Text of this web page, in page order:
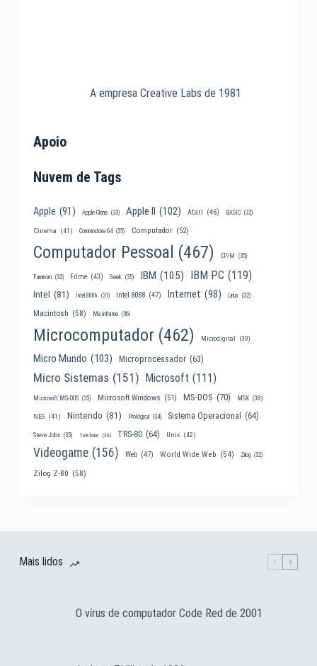
A empresa Creative Labs de 1981
Apoio
Nuvem de Tags
Apple (91) Apple Clone (33) Apple II (102) Atari (46) BASIC (32)
Cinema (41) Commodore 64 (35) Computador (52)
Computador Pessoal (467) CP/M (35)
Famicom (32) Filme (43) Geek (35) IBM (105) IBM PC (119)
Intel (81) Intel 8086 (31) Intel 8088 (47) Internet (98) Linux (32)
Macintosh (58) Mainframe (36)
Microcomputador (462) Microdigital (39)
Micro Mundo (103) Microprocessador (63)
Micro Sistemas (151) Microsoft (111)
Microsoft MS-DOS (35) Microsoft Windows (51) MS-DOS (70) MSX (38)
NES (41) Nintendo (81) Prológica (34) Sistema Operacional (64)
Steve Jobs (35) Telefone (30) TRS-80 (64) Unix (42)
Videogame (156) Web (47) World Wide Web (54) Zilog (32)
Zilog Z-80 (58)
Mais lidos
O vírus de computador Code Red de 2001